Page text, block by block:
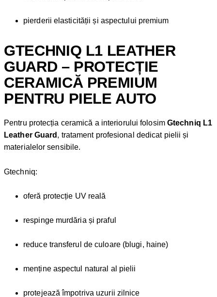
pierderii elasticității și aspectului premium
GTECHNIQ L1 LEATHER
GUARD – PROTECȚIE
CERAMICĂ PREMIUM
PENTRU PIELE AUTO
Pentru protecția ceramică a interiorului folosim Gtechniq L1
Leather Guard , tratament profesional dedicat pielii și
materialelor sensibile.
Gtechniq:
oferă protecție UV reală
respinge murdăria și praful
reduce transferul de culoare (blugi, haine)
menține aspectul natural al pielii
protejează împotriva uzurii zilnice